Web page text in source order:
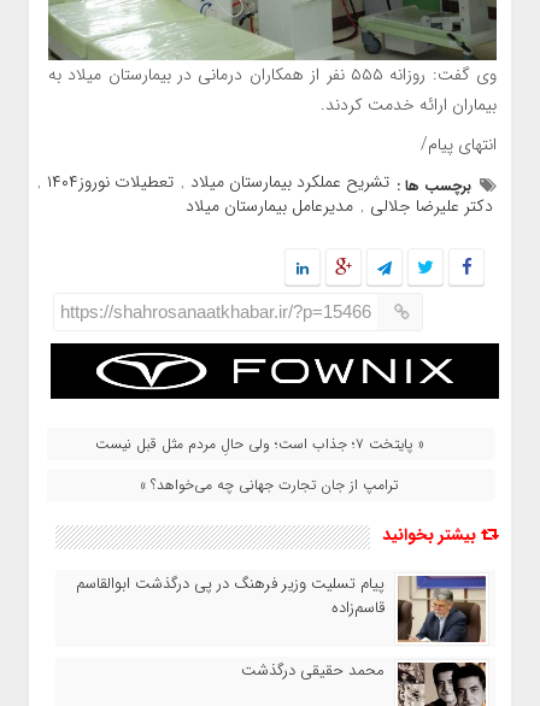
وي گفت: روزانه ۵۵۵ نفر از همكاران درماني در بيمارستان ميلاد به
بيماران ارائه خدمت كردند.
انتهای پیام/
برچسب ها : تشريح عملكرد بيمارستان ميلاد , تعطيلات نوروز۱۴۰۴ ,
دكتر عليرضا جلالي , مديرعامل بيمارستان ميلاد
https://shahrosanaatkhabar.ir/?p=15466
« پایتخت ۷؛ جذاب است؛ ولی حالِ مردم مثل قبل نیست
ترامپ از جان تجارت جهانی چه می‌خواهد؟ »
بیشتر بخوانید
پیام تسلیت وزیر فرهنگ در پی درگذشت ابوالقاسم
قاسم‌زاده
محمد حقیقی درگذشت